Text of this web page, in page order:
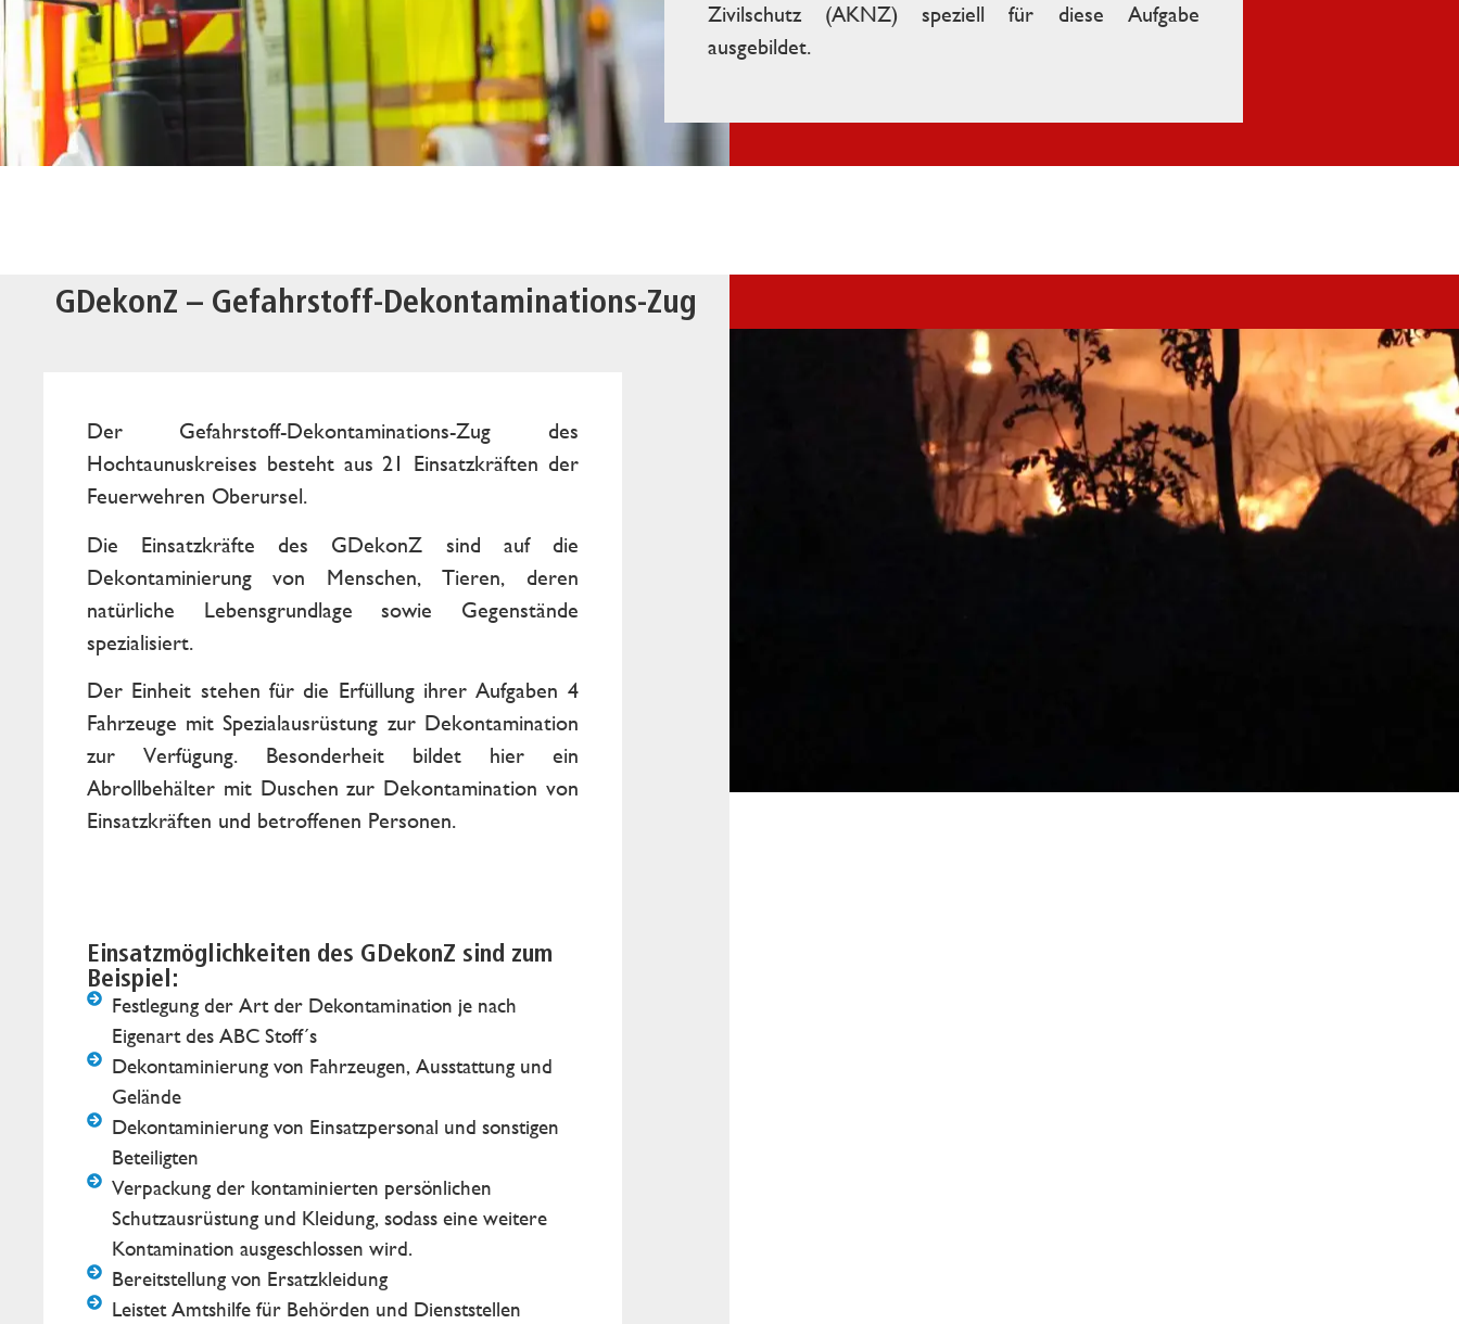
Zivilschutz (AKNZ) speziell für diese Aufgabe
ausgebildet.
GDekonZ – Gefahrstoff-Dekontaminations-Zug
Der Gefahrstoff-Dekontaminations-Zug des
Hochtaunuskreises besteht aus 21 Einsatzkräften der
Feuerwehren Oberursel.
Die Einsatzkräfte des GDekonZ sind auf die
Dekontaminierung von Menschen, Tieren, deren
natürliche Lebensgrundlage sowie Gegenstände
spezialisiert.
Der Einheit stehen für die Erfüllung ihrer Aufgaben 4
Fahrzeuge mit Spezialausrüstung zur Dekontamination
zur Verfügung. Besonderheit bildet hier ein
Abrollbehälter mit Duschen zur Dekontamination von
Einsatzkräften und betroffenen Personen.
Einsatzmöglichkeiten des GDekonZ sind zum
Beispiel:
Festlegung der Art der Dekontamination je nach
Eigenart des ABC Stoff´s
Dekontaminierung von Fahrzeugen, Ausstattung und
Gelände
Dekontaminierung von Einsatzpersonal und sonstigen
Beteiligten
Verpackung der kontaminierten persönlichen
Schutzausrüstung und Kleidung, sodass eine weitere
Kontamination ausgeschlossen wird.
Bereitstellung von Ersatzkleidung
Leistet Amtshilfe für Behörden und Dienststellen